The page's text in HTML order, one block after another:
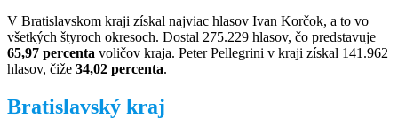
V Bratislavskom kraji získal najviac hlasov Ivan Korčok, a to vo
všetkých štyroch okresoch. Dostal 275.229 hlasov, čo predstavuje
65,97 percenta voličov kraja. Peter Pellegrini v kraji získal 141.962
hlasov, čiže 34,02 percenta.
Bratislavský kraj